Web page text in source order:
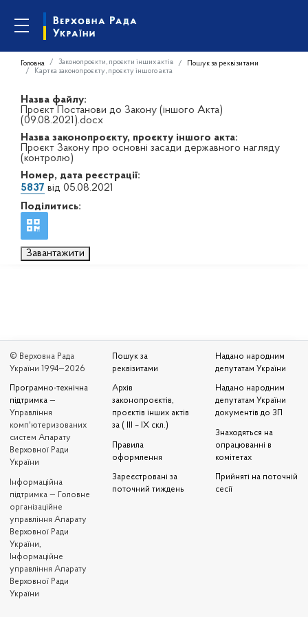
Головна Законопроєкти, проєкти інших актів
Пошук за реквізитами
Картка законопроєкту, проєкту іншого акта
Назва файлу:
Проєкт Постанови до Закону (іншого Акта)
(09.08.2021).docx
Назва законопроєкту, проєкту іншого акта:
Проєкт Закону про основні засади державного нагляду
(контролю)
Номер, дата реєстрації:
5837 від 05.08.2021
Поділитись:
Завантажити
© Верховна Рада
України 1994—2026
Програмно-технічна
підтримка —
Управління
комп'ютеризованих
систем Апарату
Верховної Ради
України
Iнформаційна
підтримка — Головне
організаційне
управління Апарату
Верховної Ради
України,
Інформаційне
управління Апарату
Верховної Ради
України
Пошук за
реквізитами
Архів
законопроєктів,
проєктів інших актів
за ( III – IX скл.)
Правила
оформлення
Зареєстровані за
поточний тиждень
Надано народним
депутатам України
Надано народним
депутатам України
документів до ЗП
Знаходяться на
опрацюванні в
комітетах
Прийняті на поточній
сесії